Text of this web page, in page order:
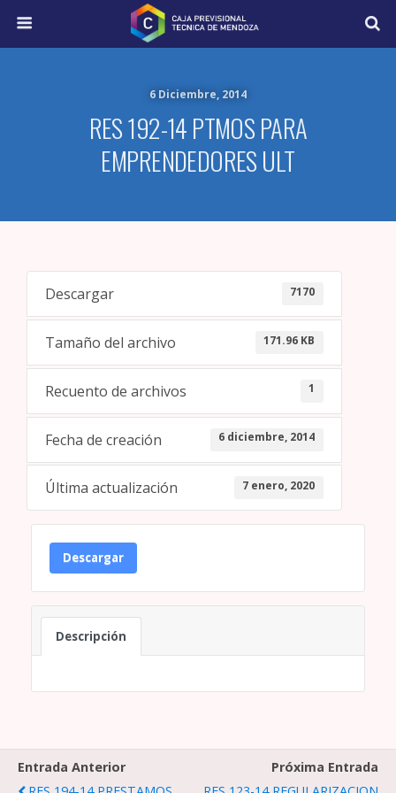
6 Diciembre, 2014
RES 192-14 PTMOS PARA
EMPRENDEDORES ULT
Descargar 7170
Tamaño del archivo 171.96 KB
Recuento de archivos 1
Fecha de creación 6 diciembre, 2014
Última actualización 7 enero, 2020
Descargar
Descripción
Entrada Anterior
Próxima Entrada